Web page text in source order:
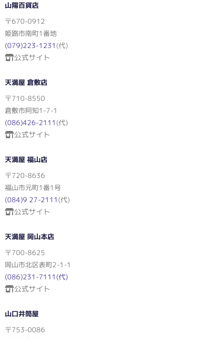
山陽百貨店
〒670-0912
姫路市南町1番地
(079)223-1231 (代)
公式サイト
天満屋 倉敷店
〒710-8550
倉敷市阿知1-7-1
(086)426-2111 (代)
公式サイト
天満屋 福山店
〒720-8636
福山市元町1番1号
(084)9 27-2111 (代)
公式サイト
天満屋 岡山本店
〒700-8625
岡山市北区表町2-1-1
(086)231-7111(代)
公式サイト
山口井筒屋
〒753-0086